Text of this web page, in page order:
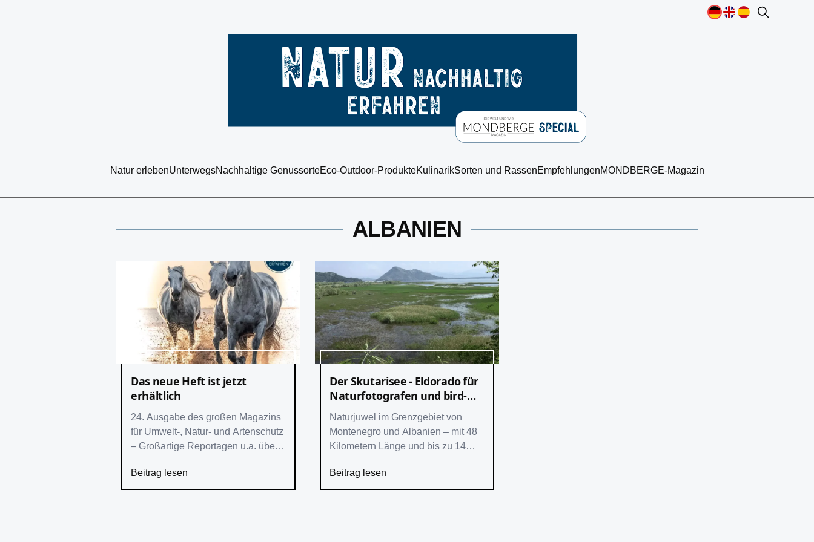
Natur erlebenUnterwegsNachhaltige GenussorteEco-Outdoor-ProdukteKulinarikSorten und RassenEmpfehlungenMONDBERGE-Magazin
ALBANIEN
Das neue Heft ist jetzt
erhältlich
24. Ausgabe des großen Magazins
für Umwelt-, Natur- und Artenschutz
– Großartige Reportagen u.a. über
Land, den Alpen-Urwald – Interview
mit Hardy Krüger In ungewöhnlich
Beitrag lesen
Der Skutarisee - Eldorado für
Naturfotografen und bird-
watcher
Naturjuwel im Grenzgebiet von
Montenegro und Albanien – mit 48
Kilometern Länge und bis zu 14
Südeuropas – Ökosystem mit vielen
seltenen und über 20 endemischen
Beitrag lesen